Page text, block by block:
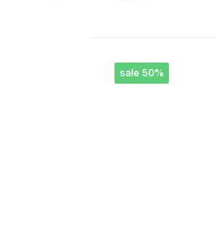
sale 50%